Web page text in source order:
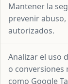
Mantener la
prevenir abuso,
autorizados.
Analizar el uso
o conversiones
como Google